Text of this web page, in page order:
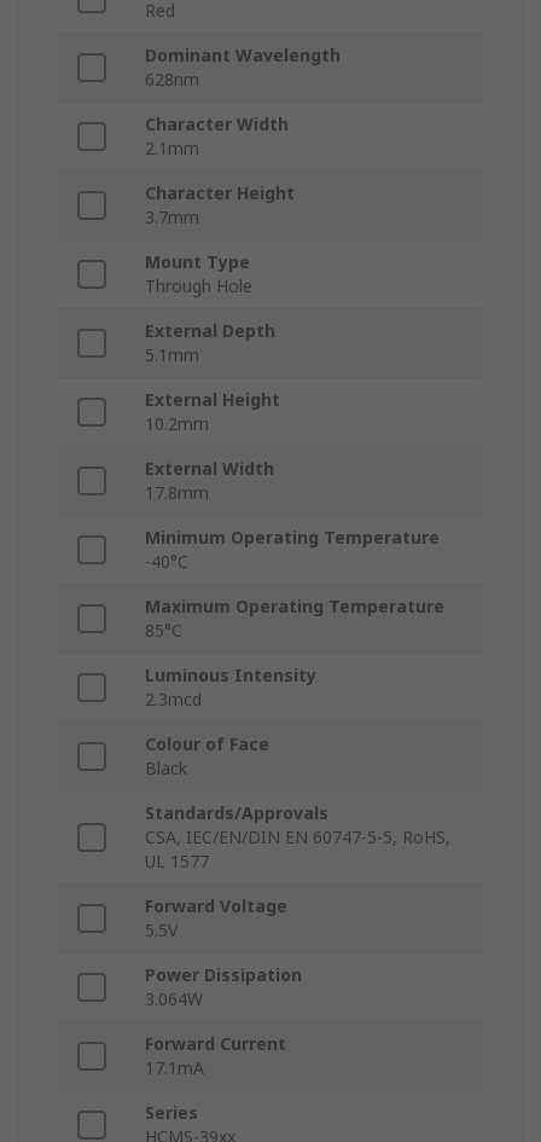
Red
Dominant Wavelength
628nm
Character Width
2.1mm
Character Height
3.7mm
Mount Type
Through Hole
External Depth
5.1mm
External Height
10.2mm
External Width
17.8mm
Minimum Operating Temperature
-40°C
Maximum Operating Temperature
85°C
Luminous Intensity
2.3mcd
Colour of Face
Black
Standards/Approvals
CSA, IEC/EN/DIN EN 60747-5-5, RoHS,
UL 1577
Forward Voltage
5.5V
Power Dissipation
3.064W
Forward Current
17.1mA
Series
HCMS-39xx